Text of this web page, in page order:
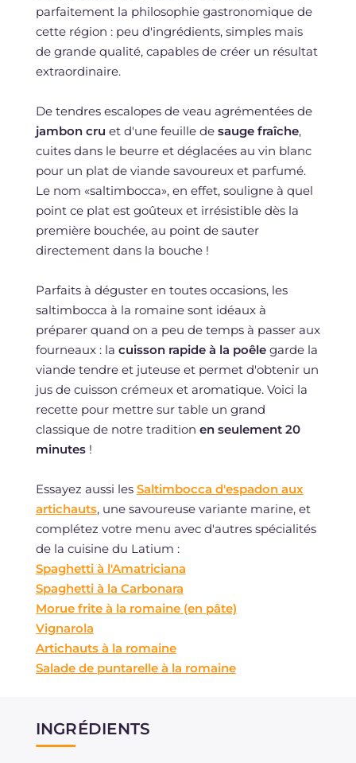
parfaitement la philosophie gastronomique de
cette région : peu d'ingrédients, simples mais
de grande qualité, capables de créer un résultat
extraordinaire.
De tendres escalopes de veau agrémentées de
jambon cru et d'une feuille de sauge fraîche,
cuites dans le beurre et déglacées au vin blanc
pour un plat de viande savoureux et parfumé.
Le nom «saltimbocca», en effet, souligne à quel
point ce plat est goûteux et irrésistible dès la
première bouchée, au point de sauter
directement dans la bouche !
Parfaits à déguster en toutes occasions, les
saltimbocca à la romaine sont idéaux à
préparer quand on a peu de temps à passer aux
fourneaux : la cuisson rapide à la poêlegarde la
viande tendre et juteuse et permet d'obtenir un
jus de cuisson crémeux et aromatique. Voici la
recette pour mettre sur table un grand
classique de notre tradition en seulement 20
minutes!
Essayez aussi les Saltimbocca d'espadon aux
artichauts, une savoureuse variante marine, et
complétez votre menu avec d'autres spécialités
de la cuisine du Latium :
Spaghetti à l'Amatriciana
Spaghetti à la Carbonara
Morue frite à la romaine (en pâte)
Vignarola
Artichauts à la romaine
Salade de puntarelle à la romaine
INGRÉDIENTS